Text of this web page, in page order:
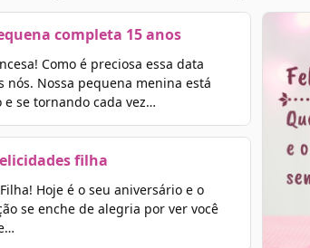
completa 15 anos
Como é preciosa essa data
nós. Nossa pequena menina está
e se tornando cada vez…
filha
Hoje é o seu aniversário e o
se enche de alegria por ver você